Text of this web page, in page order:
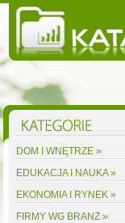
DOM I WNĘTRZE »
EDUKACJA I NAUKA »
EKONOMIA I RYNEK »
FIRMY WG BRANŻ »